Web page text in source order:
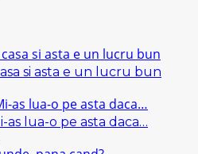
si asta e un lucru bun
as lua-o pe asta daca…